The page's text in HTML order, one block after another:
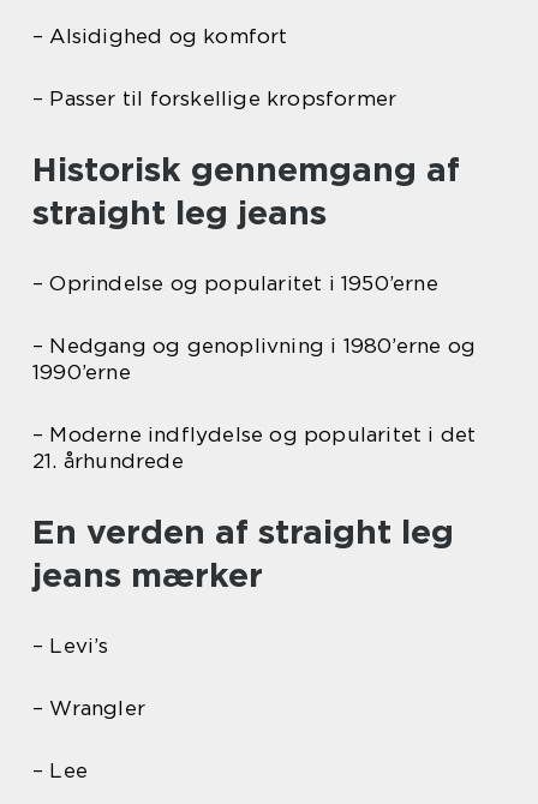
– Alsidighed og komfort
– Passer til forskellige kropsformer
Historisk gennemgang af
straight leg jeans
– Oprindelse og popularitet i 1950’erne
– Nedgang og genoplivning i 1980’erne og
1990’erne
– Moderne indflydelse og popularitet i det
21. århundrede
En verden af straight leg
jeans mærker
– Levi’s
– Wrangler
– Lee